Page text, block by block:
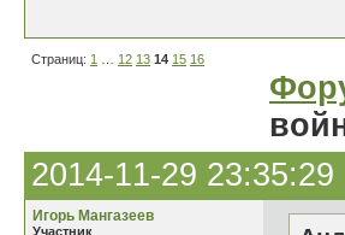
Страниц: 1 12 13 14 15 16
2014-11-29 23:35:29
Игорь Мангазеев
Участник